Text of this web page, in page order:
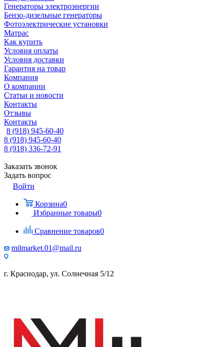
Генераторы электроэнергии
Бензо-дизельные генераторы
Фотоэлектрические установки
Матрас
Как купить
Условия оплаты
Условия доставки
Гарантия на товар
Компания
О компании
Статьи и новости
Контакты
Отзывы
Контакты
8 (918) 945-60-40
8 (918) 945-60-40
8 (918) 336-72-91
Заказать звонок
Задать вопрос
Войти
Корзина0
Избранные товары0
Сравнение товаров0
milmarket.01@mail.ru
г. Краснодар, ул. Солнечная 5/12